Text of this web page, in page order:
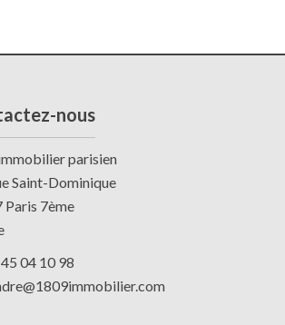
nous
parisien
Saint-Dominique
Paris 7ème
04 10 98